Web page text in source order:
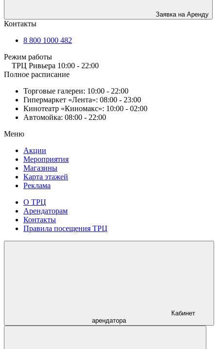
Заявка на Аренду
Контакты
8 800 1000 482
Режим работы
ТРЦ Ривьера 10:00 - 22:00
Полное расписание
Торговые галереи: 10:00 - 22:00
Гипермаркет «Лента»: 08:00 - 23:00
Кинотеатр «Киномакс»: 10:00 - 02:00
Автомойка: 08:00 - 22:00
Меню
Акции
Мероприятия
Магазины
Карта этажей
Реклама
О ТРЦ
Арендаторам
Контакты
Правила посещения ТРЦ
Кабинет
арендатора